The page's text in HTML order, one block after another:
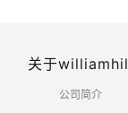
关于
公司简介